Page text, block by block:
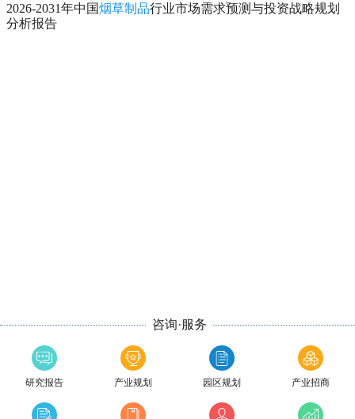
2026-2031年中国烟草制品行业市场需求预测与投资战略规划
分析报告
咨询·服务
研究报告 产业规划 园区规划 产业招商